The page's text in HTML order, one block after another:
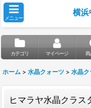
メニュー
横浜
カテゴリ マイページ 商
ホーム > 水晶クォーツ > 水晶ク
ヒマラヤ水晶クラ